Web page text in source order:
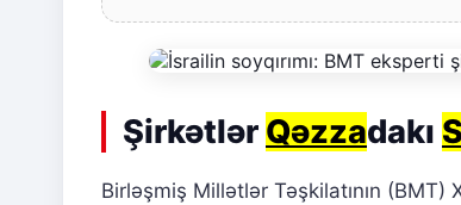
Şirkətlər Qəzzadakı
Birləşmiş Millətlər Təşkilatının